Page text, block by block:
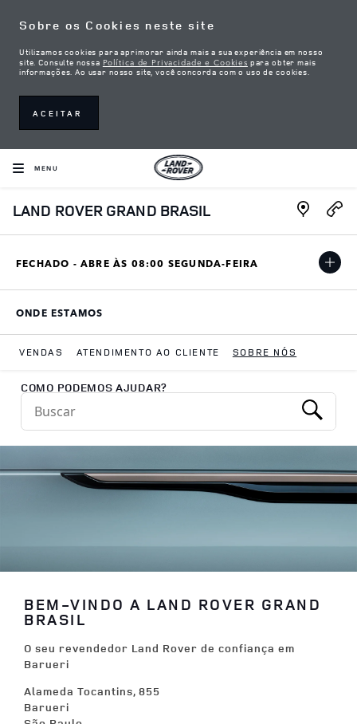
Sobre os Cookies neste site
Utilizamos cookies para aprimorar ainda mais a sua experiência em nosso
site. Consulte nossa Política de Privacidade e Cookies para obter mais
informações. Ao usar nosso site, você concorda com o uso de cookies.
ACEITAR
MENU
LAND ROVER GRAND BRASIL Link
FECHADO - ABRE ÀS 08:00 SEGUNDA-FEIRA
ONDE ESTAMOS
LINK OPENS IN NEW TAB
VENDAS ATENDIMENTO AO CLIENTE SOBRE NÓS
COMO PODEMOS AJUDAR?
Conduct a search
Submit
BEM-VINDO A LAND ROVER GRAND
BRASIL
O seu revendedor Land Rover de confiança em
Barueri
Alameda Tocantins, 855
Barueri